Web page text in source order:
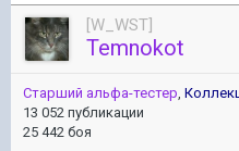
[W_WST]
Temnokot
Старший альфа-тестер
13 052 публикации
25 442 боя